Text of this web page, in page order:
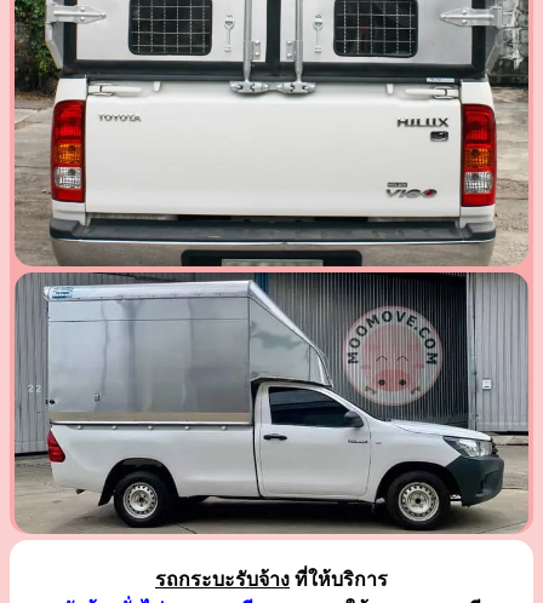
รถกระบะรับจ้าง ที่ให้บริการ